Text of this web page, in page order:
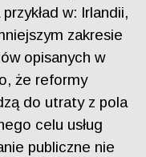
w: Irlandii,
zakresie
opisanych w
że reformy
do utraty z pola
celu usług
publiczne nie